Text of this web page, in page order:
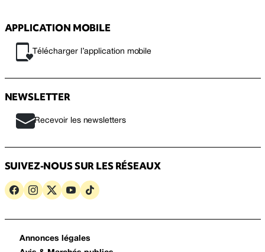
APPLICATION MOBILE
Télécharger l’application mobile
NEWSLETTER
Recevoir les newsletters
SUIVEZ-NOUS SUR LES RÉSEAUX
Annonces légales